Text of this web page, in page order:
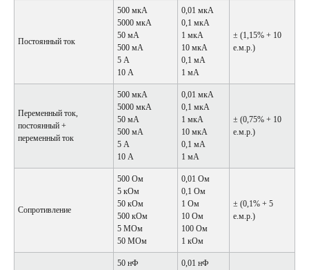
Постоянный ток
500 мкА
5000 мкА
50 мА
500 мА
5 А
10 А
0,01 мкА
0,1 мкА
1 мкА
10 мкА
0,1 мА
1 мА
± (1,15% + 10
е.м.р.)
Переменный ток,
постоянный +
переменный ток
500 мкА
5000 мкА
50 мА
500 мА
5 А
10 А
0,01 мкА
0,1 мкА
1 мкА
10 мкА
0,1 мА
1 мА
± (0,75% + 10
е.м.р.)
Сопротивление
500 Ом
5 кОм
50 кОм
500 кОм
5 МОм
50 МОм
0,01 Ом
0,1 Ом
1 Ом
10 Ом
100 Ом
1 кОм
± (0,1% + 5
е.м.р.)
50 нФ
0,01 нФ